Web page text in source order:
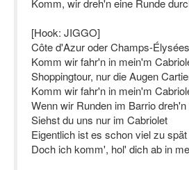
Komm, wir dreh'n eine Runde
[Hook: JIGGO]
Côte d'Azur oder Champs-Élysées
Komm wir fahr'n in mein'm
Shoppingtour, nur die Augen
Komm wir fahr'n in mein'm
Wenn wir Runden im Barrio dreh'n
Siehst du uns nur im Cabriolet
Eigentlich ist es schon viel zu spät
Doch ich komm', hol' dich ab in